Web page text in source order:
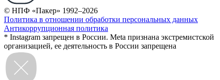
© НПФ «Пакер» 1992–2026
Политика в отношении обработки персональных данных
Антикоррупционная политика
* Instagram запрещен в России. Meta признана экстремистской
организацией, ее деятельность в России запрещена